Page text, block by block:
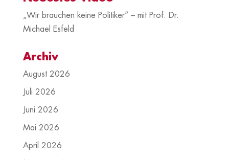
„Wir brauchen keine Politiker“ – mit Prof. Dr.
Michael Esfeld
Archiv
August 2026
Juli 2026
Juni 2026
Mai 2026
April 2026